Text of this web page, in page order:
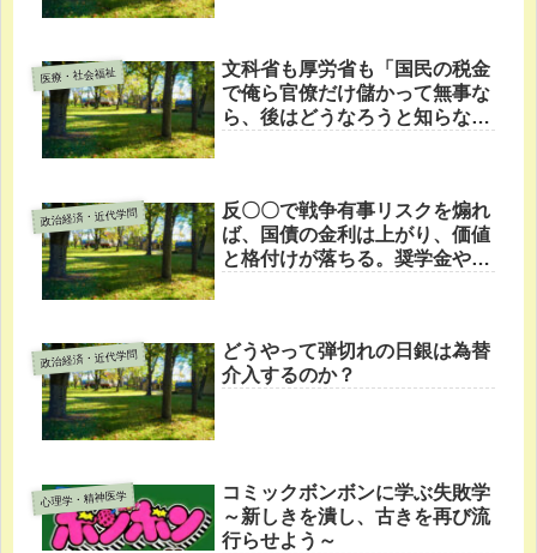
医療・社会福祉
文科省も厚労省も「国民の税金
で俺ら官僚だけ儲かって無事な
ら、後はどうなろうと知らな
政治経済・近代学問
反〇〇で戦争有事リスクを煽れ
ば、国債の金利は上がり、価値
と格付けが落ちる。奨学金やロ
政治経済・近代学問
どうやって弾切れの日銀は為替
介入するのか？
心理学・精神医学
コミックボンボンに学ぶ失敗学
～新しきを潰し、古きを再び流
行らせよう～